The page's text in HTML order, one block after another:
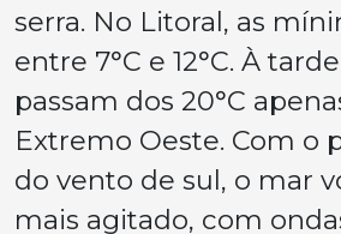
serra. No Litoral, as
entre 7°C e 12°C. À
passam dos 20°C
Extremo Oeste. Com o
do vento de sul, o mar
mais agitado, com